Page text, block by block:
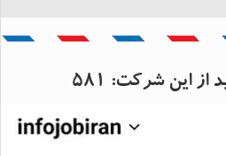
اردبیل
از این شرکت: 581